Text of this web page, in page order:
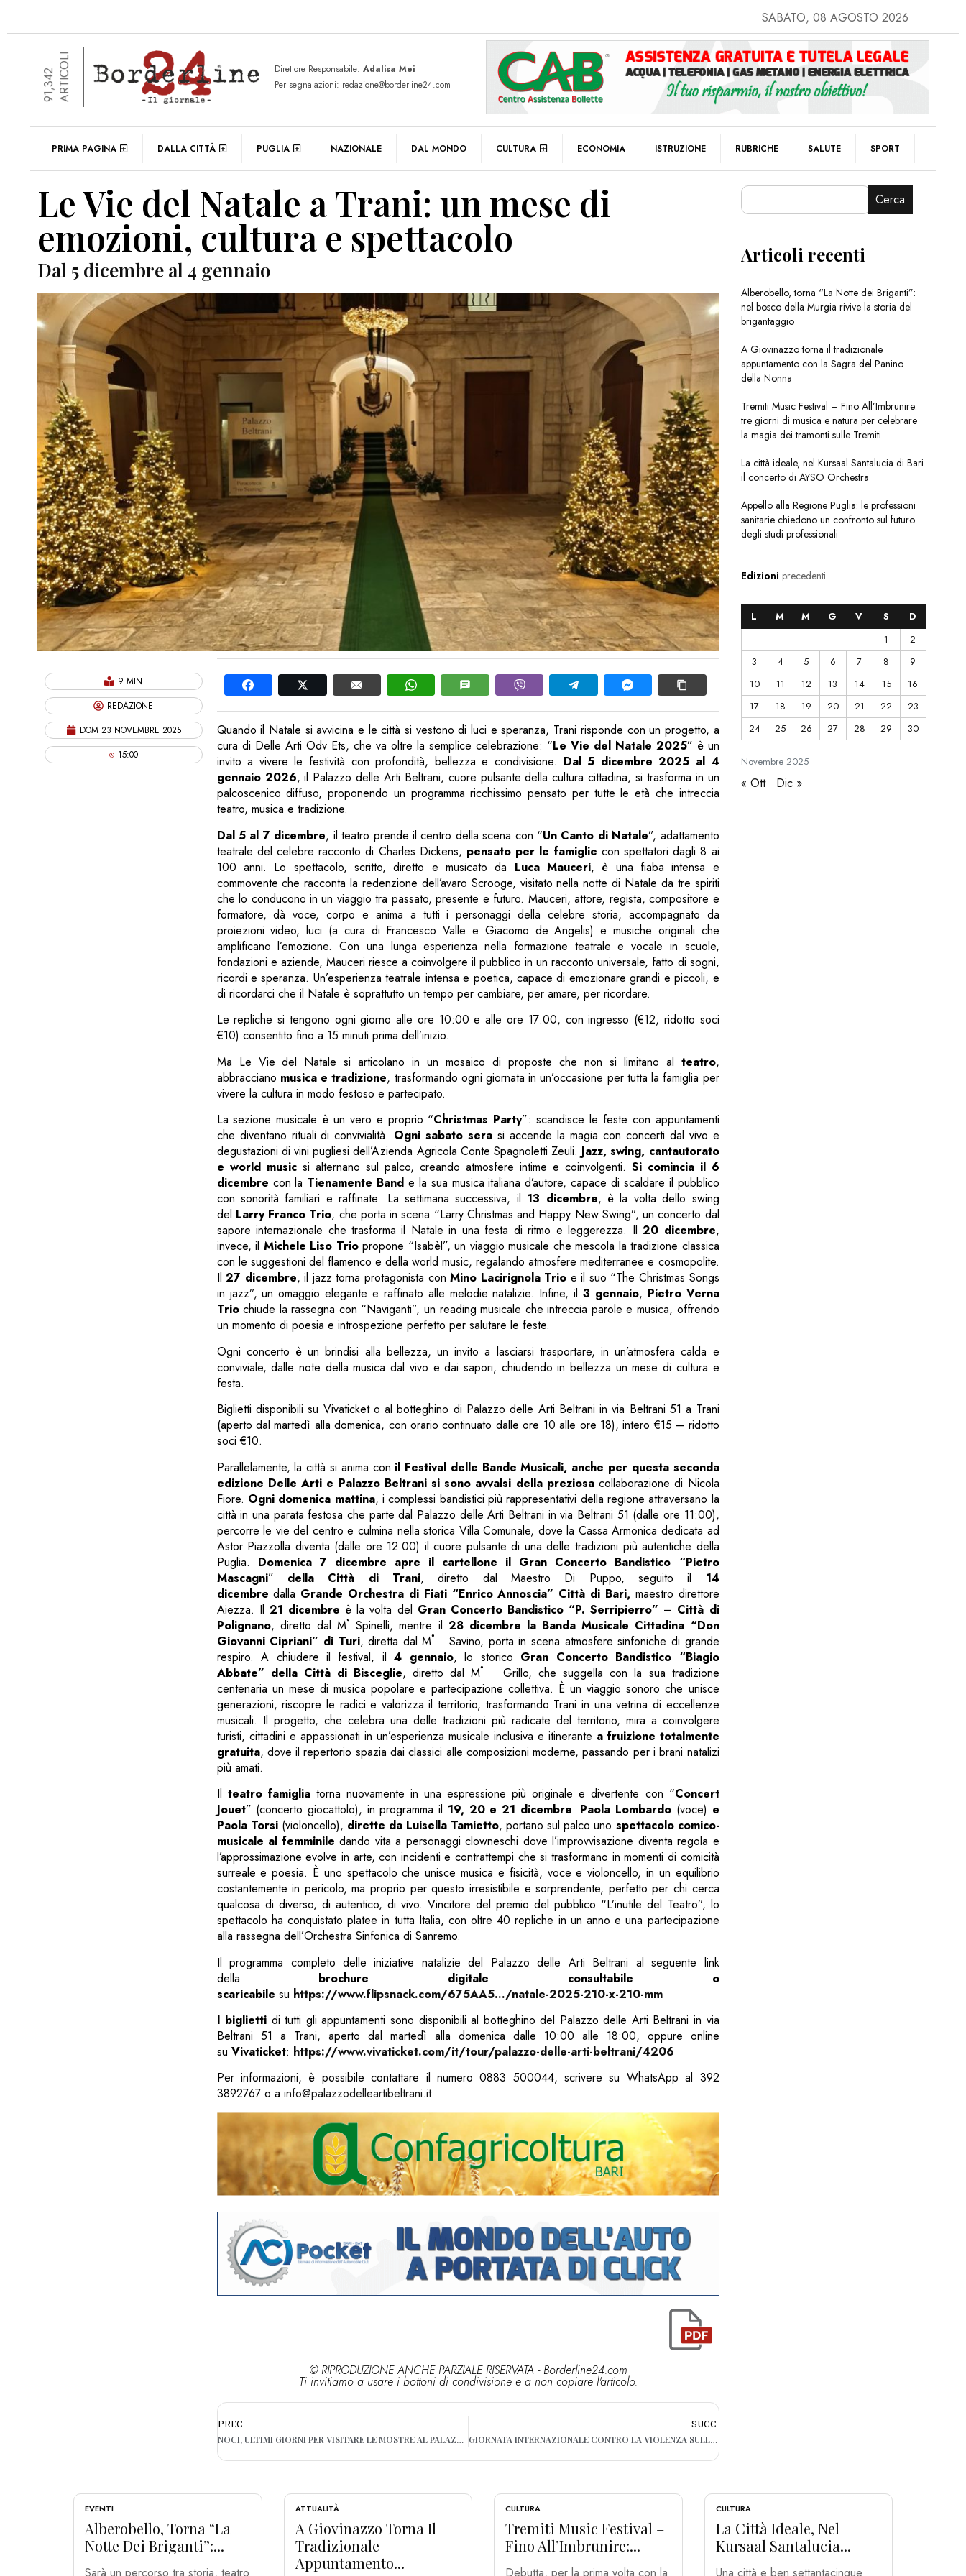
SABATO, 08 AGOSTO 2026
91,342ARTICOLI Direttore Responsabile: Adalisa Mei
Per segnalazioni: redazione@borderline24.com
PRIMA PAGINA DALLA CITTÀ PUGLIA NAZIONALE DAL MONDO CULTURA ECONOMIA ISTRUZIONE RUBRICHE SALUTE SPORT
Le Vie del Natale a Trani: un mese di
emozioni, cultura e spettacolo
Dal 5 dicembre al 4 gennaio
9 MIN
REDAZIONE
DOM 23 NOVEMBRE 2025
15:00
Quando il Natale si avvicina e le città si vestono di luci e speranza, Trani risponde con un progetto, a
cura di Delle Arti Odv Ets, che va oltre la semplice celebrazione: “Le Vie del Natale 2025” è un
invito a vivere le festività con profondità, bellezza e condivisione. Dal 5 dicembre 2025 al 4
gennaio 2026, il Palazzo delle Arti Beltrani, cuore pulsante della cultura cittadina, si trasforma in un
palcoscenico diffuso, proponendo un programma ricchissimo pensato per tutte le età che intreccia
teatro, musica e tradizione.
Dal 5 al 7 dicembre, il teatro prende il centro della scena con “Un Canto di Natale”, adattamento
teatrale del celebre racconto di Charles Dickens, pensato per le famiglie con spettatori dagli 8 ai
100 anni. Lo spettacolo, scritto, diretto e musicato da Luca Mauceri, è una fiaba intensa e
commovente che racconta la redenzione dell’avaro Scrooge, visitato nella notte di Natale da tre spiriti
che lo conducono in un viaggio tra passato, presente e futuro. Mauceri, attore, regista, compositore e
formatore, dà voce, corpo e anima a tutti i personaggi della celebre storia, accompagnato da
proiezioni video, luci (a cura di Francesco Valle e Giacomo de Angelis) e musiche originali che
amplificano l’emozione. Con una lunga esperienza nella formazione teatrale e vocale in scuole,
fondazioni e aziende, Mauceri riesce a coinvolgere il pubblico in un racconto universale, fatto di sogni,
ricordi e speranza. Un’esperienza teatrale intensa e poetica, capace di emozionare grandi e piccoli, e
di ricordarci che il Natale è soprattutto un tempo per cambiare, per amare, per ricordare.
Le repliche si tengono ogni giorno alle ore 10:00 e alle ore 17:00, con ingresso (€12, ridotto soci
€10) consentito fino a 15 minuti prima dell’inizio.
Ma Le Vie del Natale si articolano in un mosaico di proposte che non si limitano al teatro,
abbracciano musica e tradizione, trasformando ogni giornata in un’occasione per tutta la famiglia per
vivere la cultura in modo festoso e partecipato.
La sezione musicale è un vero e proprio “Christmas Party”: scandisce le feste con appuntamenti
che diventano rituali di convivialità. Ogni sabato sera si accende la magia con concerti dal vivo e
degustazioni di vini pugliesi dell’Azienda Agricola Conte Spagnoletti Zeuli. Jazz, swing, cantautorato
e world musicsi alternano sul palco, creando atmosfere intime e coinvolgenti. Si comincia il 6
dicembre con la Tienamente Band e la sua musica italiana d’autore, capace di scaldare il pubblico
con sonorità familiari e raffinate. La settimana successiva, il 13 dicembre, è la volta dello swing
del Larry Franco Trio, che porta in scena “Larry Christmas and Happy New Swing”, un concerto dal
sapore internazionale che trasforma il Natale in una festa di ritmo e leggerezza. Il20 dicembre,
invece, il Michele Liso Triopropone “Isabèl”, un viaggio musicale che mescola la tradizione classica
con le suggestioni del flamenco e della world music, regalando atmosfere mediterranee e cosmopolite.
Il27 dicembre, il jazz torna protagonista conMino Lacirignola Trio e il suo “The Christmas Songs
in jazz”, un omaggio elegante e raffinato alle melodie natalizie. Infine, il 3 gennaio, Pietro Verna
Triochiude la rassegna con “Naviganti”, un reading musicale che intreccia parole e musica, offrendo
un momento di poesia e introspezione perfetto per salutare le feste.
Ogni concerto è un brindisi alla bellezza, un invito a lasciarsi trasportare, in un’atmosfera calda e
conviviale, dalle note della musica dal vivo e dai sapori, chiudendo in bellezza un mese di cultura e
festa.
Biglietti disponibili su Vivaticket o al botteghino di Palazzo delle Arti Beltrani in via Beltrani 51 a Trani
(aperto dal martedì alla domenica, con orario continuato dalle ore 10 alle ore 18), intero €15 – ridotto
soci €10.
Parallelamente, la città si anima con il Festival delle Bande Musicali, anche per questa seconda
edizione Delle Arti e Palazzo Beltrani si sono avvalsi della preziosacollaborazione di Nicola
Fiore. Ogni domenica mattina, i complessi bandistici più rappresentativi della regione attraversano la
città in una parata festosa che parte dal Palazzo delle Arti Beltrani in via Beltrani 51 (dalle ore 11:00),
percorre le vie del centro e culmina nella storica Villa Comunale, dove la Cassa Armonica dedicata ad
Astor Piazzolla diventa (dalle ore 12:00) il cuore pulsante di una delle tradizioni più autentiche della
Puglia. Domenica 7 dicembre apre il cartellone il Gran Concerto Bandistico “Pietro
Mascagni” della Città di Trani, diretto dal Maestro Di Puppo, seguito il 14
dicembre dalla Grande Orchestra di Fiati “Enrico Annoscia” Città di Bari, maestro direttore
Aiezza. Il 21 dicembre è la volta del Gran Concerto Bandistico “P. Serripierro” – Città di
Polignano, diretto dal M˚ Spinelli, mentre il 28 dicembre la Banda Musicale Cittadina “Don
Giovanni Cipriani” di Turi, diretta dal M˚ Savino, porta in scena atmosfere sinfoniche di grande
respiro. A chiudere il festival, il 4 gennaio, lo storico Gran Concerto Bandistico “Biagio
Abbate” della Città di Bisceglie, diretto dal M˚ Grillo, che suggella con la sua tradizione
centenaria un mese di musica popolare e partecipazione collettiva. È un viaggio sonoro che unisce
generazioni, riscopre le radici e valorizza il territorio, trasformando Trani in una vetrina di eccellenze
musicali. Il progetto, che celebra una delle tradizioni più radicate del territorio, mira a coinvolgere
turisti, cittadini e appassionati in un’esperienza musicale inclusiva e itinerante a fruizione totalmente
gratuita, dove il repertorio spazia dai classici alle composizioni moderne, passando per i brani natalizi
più amati.
Il teatro famiglia torna nuovamente in una espressione più originale e divertente con “Concert
Jouet” (concerto giocattolo), in programma il 19, 20 e 21 dicembre. Paola Lombardo (voce) e
Paola Torsi (violoncello), dirette da Luisella Tamietto, portano sul palco uno spettacolo comico-
musicale al femminile dando vita a personaggi clowneschi dove l’improvvisazione diventa regola e
l’approssimazione evolve in arte, con incidenti e contrattempi che si trasformano in momenti di comicità
surreale e poesia. È uno spettacolo che unisce musica e fisicità, voce e violoncello, in un equilibrio
costantemente in pericolo, ma proprio per questo irresistibile e sorprendente, perfetto per chi cerca
qualcosa di diverso, di autentico, di vivo. Vincitore del premio del pubblico “L’inutile del Teatro”, lo
spettacolo ha conquistato platee in tutta Italia, con oltre 40 repliche in un anno e una partecipazione
alla rassegna dell’Orchestra Sinfonica di Sanremo.
Il programma completo delle iniziative natalizie del Palazzo delle Arti Beltrani al seguente link
della brochure digitale consultabile o
scaricabile su https://www.flipsnack.com/675AA5…/natale-2025-210-x-210-mm
I biglietti di tutti gli appuntamenti sono disponibili al botteghino del Palazzo delle Arti Beltrani in via
Beltrani 51 a Trani, aperto dal martedì alla domenica dalle 10:00 alle 18:00, oppure online
su Vivaticket: https://www.vivaticket.com/it/tour/palazzo-delle-arti-beltrani/4206
Per informazioni, è possibile contattare il numero 0883 500044, scrivere su WhatsApp al 392
3892767 o a info@palazzodelleartibeltrani.it
© RIPRODUZIONE ANCHE PARZIALE RISERVATA - Borderline24.com
Ti invitiamo a usare i bottoni di condivisione e a non copiare l'articolo.
PREC.
NOCI, ULTIMI GIORNI PER VISITARE LE MOSTRE AL PALAZZO MUNICIPALE E AL CHIOSTRO DELLE CLARISSE
SUCC.
GIORNATA INTERNAZIONALE CONTRO LA VIOLENZA SULLE DONNE: LE INIZIATIVE A BARI
Cerca
Articoli recenti
Alberobello, torna “La Notte dei Briganti”:
nel bosco della Murgia rivive la storia del
brigantaggio
A Giovinazzo torna il tradizionale
appuntamento con la Sagra del Panino
della Nonna
Tremiti Music Festival – Fino All’Imbrunire:
tre giorni di musica e natura per celebrare
la magia dei tramonti sulle Tremiti
La città ideale, nel Kursaal Santalucia di Bari
il concerto di AYSO Orchestra
Appello alla Regione Puglia: le professioni
sanitarie chiedono un confronto sul futuro
degli studi professionali
Edizioni precedenti
Novembre2025
L M M G V S
D
1
2
3
4 5 6 7 8
9
10
11 12 13 14 15
16
17
18 19 20 21 22
23
24
25 26 27 28 29 30
« Ott Dic »
EVENTI
Alberobello, Torna “La
Notte Dei Briganti”:...
ATTUALITÀ
A Giovinazzo Torna Il
Tradizionale
Appuntamento...
CULTURA
Tremiti Music Festival –
Fino All’Imbrunire:...
CULTURA
La Città Ideale, Nel
Kursaal Santalucia...